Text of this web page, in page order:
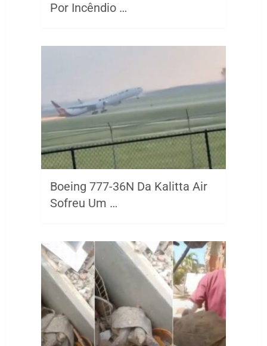
Por Incêndio …
Boeing 777-36N Da Kalitta Air
Sofreu Um …